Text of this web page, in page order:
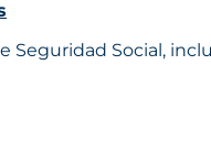
Social,